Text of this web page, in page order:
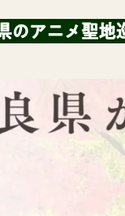
のアニメ聖